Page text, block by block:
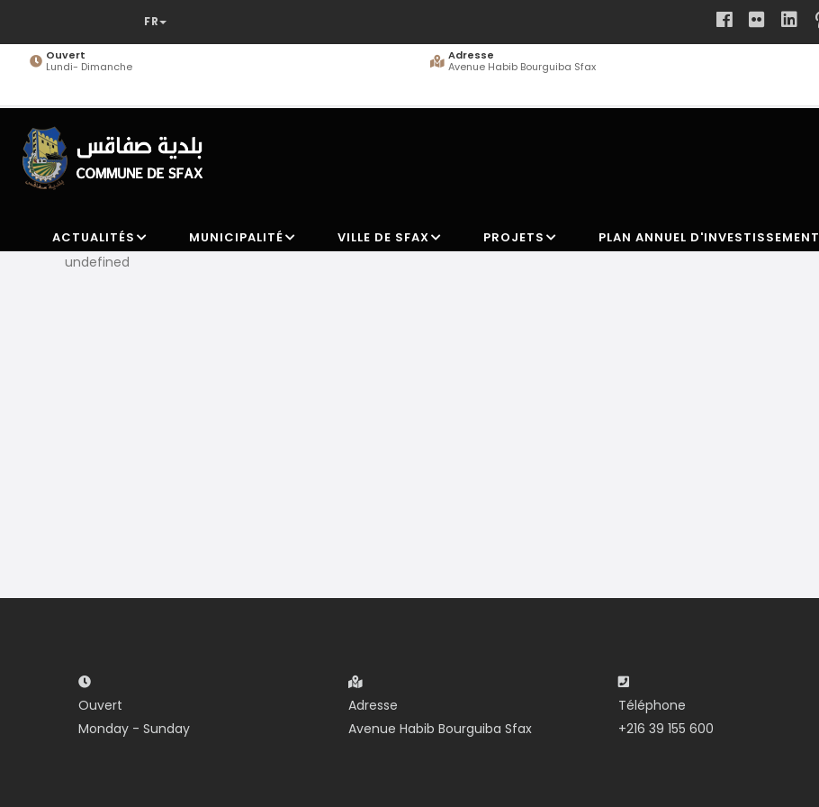
contenuOuvert
Lundi- Dimanche
Adresse
Avenue Habib Bourguiba Sfax
ACTUALITÉS MUNICIPALITÉ VILLE DE SFAX PROJETS PLAN ANNUEL D'INVESTISSEMENT
undefined
Ouvert
Monday - Sunday
Adresse
Avenue Habib Bourguiba Sfax
Téléphone
+216 39 155 600